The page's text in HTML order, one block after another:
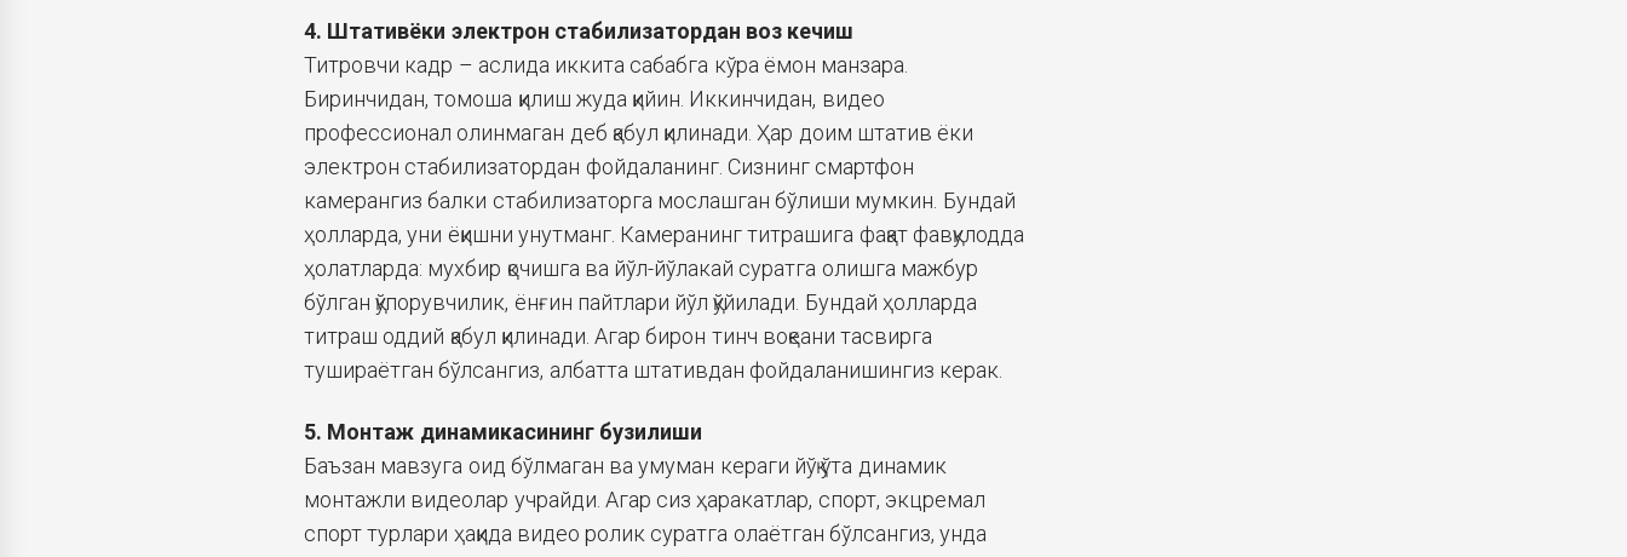
4. Штативёки электрон стабилизатордан воз кечиш
Титровчи кадр – аслида иккита сабабга кўра ёмон манзара.
Биринчидан, томоша қилиш жуда қийин. Иккинчидан, видео
профессионал олинмаган деб қабул қилинади. Ҳар доим штатив ёки
электрон стабилизатордан фойдаланинг. Сизнинг смартфон
камерангиз балки стабилизаторга мослашган бўлиши мумкин. Бундай
ҳолларда, уни ёқишни унутманг. Камеранинг титрашига фақат фавқулодда
ҳолатларда: мухбир қочишга ва йўл-йўлакай суратга олишга мажбур
бўлган қўпорувчилик, ёнғин пайтлари йўл қўйилади. Бундай ҳолларда
титраш оддий қабул қилинади. Агар бирон тинч воқеани тасвирга
тушираётган бўлсангиз, албатта штативдан фойдаланишингиз керак.
5. Монтаж динамикасининг бузилиши
Баъзан мавзуга оид бўлмаган ва умуман кераги йўқ ўта динамик
монтажли видеолар учрайди. Агар сиз ҳаракатлар, спорт, экцремал
спорт турлари ҳақида видео ролик суратга олаётган бўлсангиз, унда